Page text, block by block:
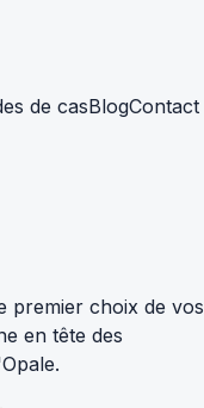
de casBlogContact
premier choix de vos
en tête des